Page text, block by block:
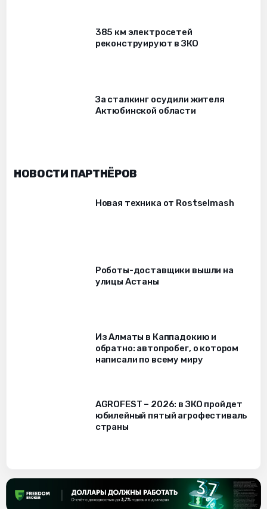
385 км электросетей
реконструируют в ЗКО
За сталкинг осудили жителя
Актюбинской области
НОВОСТИ ПАРТНЁРОВ
Новая техника от Rostselmash
Роботы-доставщики вышли на
улицы Астаны
Из Алматы в Каппадокию и
обратно: автопробег, о котором
написали по всему миру
AGROFEST – 2026: в ЗКО пройдет
юбилейный пятый агрофестиваль
страны